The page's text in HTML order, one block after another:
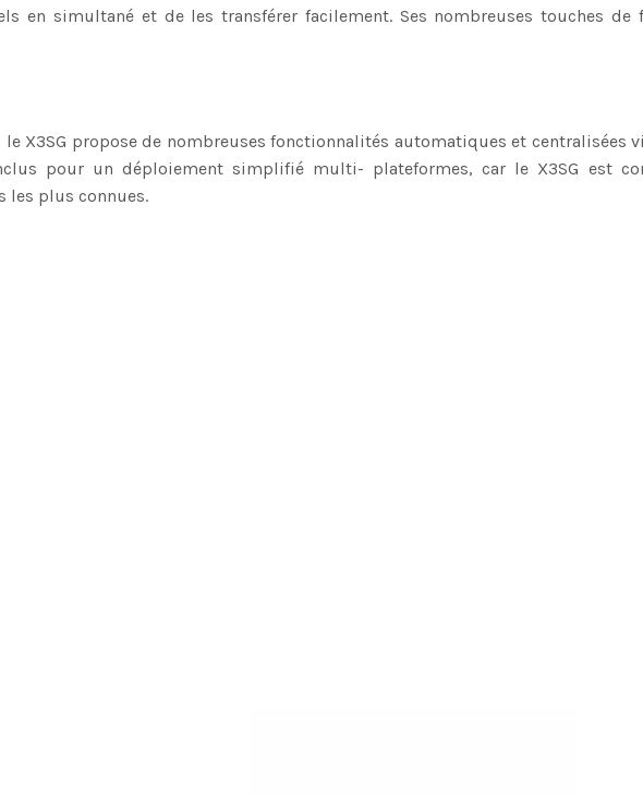
en simultané et de les transférer facilement. Ses nombreuses touches de
X3SG propose de nombreuses fonctionnalités automatiques et centralisées
pour un déploiement simplifié multi- plateformes, car le X3SG est
les plus connues.